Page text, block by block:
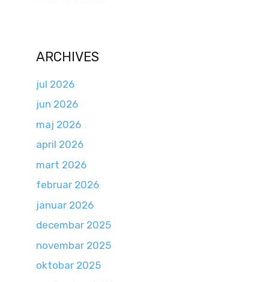
ARCHIVES
jul 2026
jun 2026
maj 2026
april 2026
mart 2026
februar 2026
januar 2026
decembar 2025
novembar 2025
oktobar 2025